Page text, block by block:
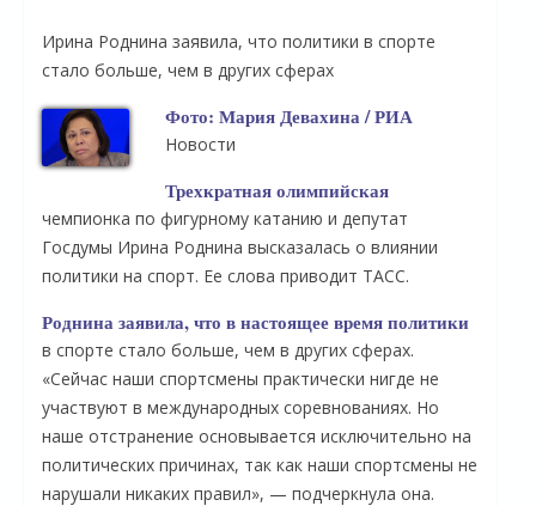
Ирина Роднина заявила, что политики в спорте
стало больше, чем в других сферах
Фото: Мария Девахина / РИА
Новости
Трехкратная олимпийская
чемпионка по фигурному катанию и депутат
Госдумы Ирина Роднина высказалась о влиянии
политики на спорт. Ее слова приводит ТАСС.
Роднина заявила, что в настоящее время политики
в спорте стало больше, чем в других сферах.
«Сейчас наши спортсмены практически нигде не
участвуют в международных соревнованиях. Но
наше отстранение основывается исключительно на
политических причинах, так как наши спортсмены не
нарушали никаких правил», — подчеркнула она.